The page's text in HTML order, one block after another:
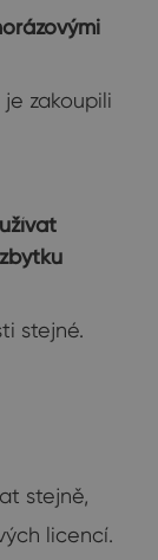
zakoupili
stejné.
stejně,
licencí.